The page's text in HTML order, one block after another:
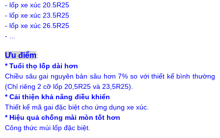
- lốp xe xúc 20.5R25
- lốp xe xúc 23.5R25
- lốp xe xúc 26.5R25
- ...
Ưu điểm:
* Tuổi thọ lốp dài hơn
Chiều sâu gai nguyên bản sâu hơn 7% so với thiết kế bình thường
(Chỉ riêng 2 cỡ lốp 20,5R25 và 23,5R25).
* Cải thiện khả năng điều khiển
Thiết kế mã gai đặc biệt cho ứng dụng xe xúc.
* Hiệu quả chống mài mòn tốt hơn
Công thức múi lốp đặc biệt.